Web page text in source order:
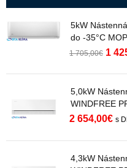
5kW
do -35°C
1 705,00€ 1
5,0kW
WINDFREE
2 654,00€ s
4,3kW